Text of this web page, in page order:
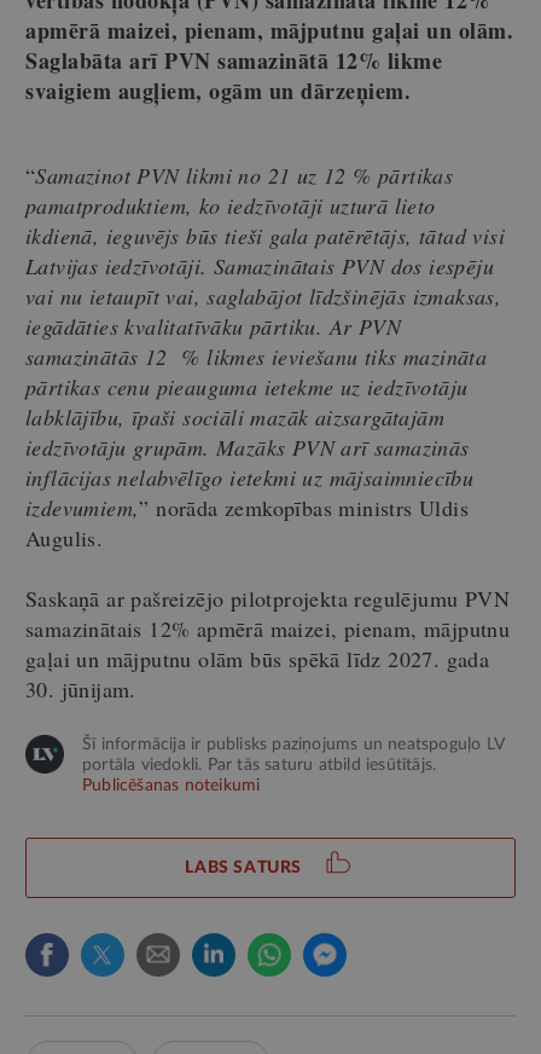
apmērā maizei, pienam, mājputnu gaļai un olām.
Saglabāta arī PVN samazinātā 12% likme
svaigiem augļiem, ogām un dārzeņiem.
“Samazinot PVN likmi no 21 uz 12 % pārtikas
pamatproduktiem, ko iedzīvotāji uzturā lieto
ikdienā, ieguvējs būs tieši gala patērētājs, tātad visi
Latvijas iedzīvotāji. Samazinātais PVN dos iespēju
vai nu ietaupīt vai, saglabājot līdzšinējās izmaksas,
iegādāties kvalitatīvāku pārtiku. Ar PVN
samazinātās 12 % likmes ieviešanu tiks mazināta
pārtikas cenu pieauguma ietekme uz iedzīvotāju
labklājību, īpaši sociāli mazāk aizsargātajām
iedzīvotāju grupām. Mazāks PVN arī samazinās
inflācijas nelabvēlīgo ietekmi uz mājsaimniecību
izdevumiem,” norāda zemkopības ministrs Uldis
Augulis.
Saskaņā ar pašreizējo pilotprojekta regulējumu PVN
samazinātais 12% apmērā maizei, pienam, mājputnu
gaļai un mājputnu olām būs spēkā līdz 2027. gada
30. jūnijam.
Šī informācija ir publisks paziņojums un neatspoguļo LV
portāla viedokli. Par tās saturu atbild iesūtītājs.
Publicēšanas noteikumi
LABS SATURS